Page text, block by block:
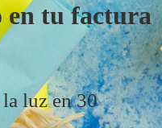
en tu factura
luz en 30